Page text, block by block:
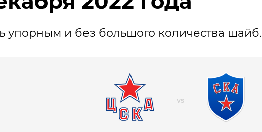
упорным и без большого количества шайб.